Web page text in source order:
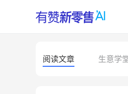
阅读文章 生意学